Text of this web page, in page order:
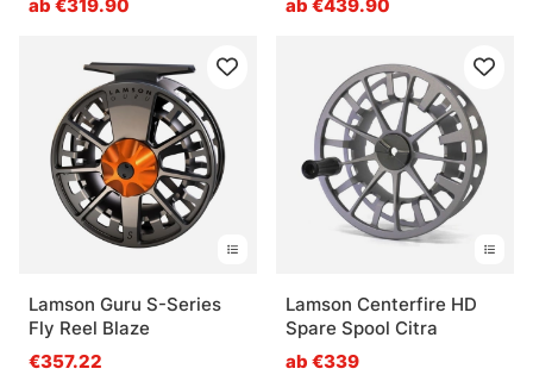
ab €319.90
ab €439.90
Lamson Guru S-Series
Fly Reel Blaze
€357.22
Lamson Centerfire HD
Spare Spool Citra
ab €339